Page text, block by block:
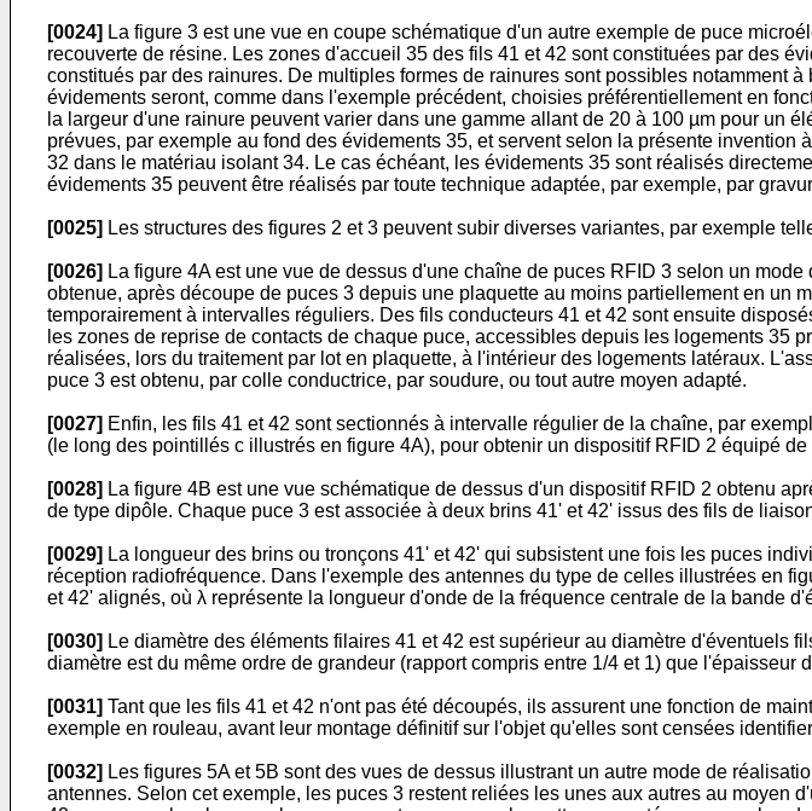
[0024] La figure 3 est une vue en coupe schématique d'un autre exemple de puce
recouverte de résine. Les zones d'accueil 35 des fils 41 et 42 sont constituées par des
constitués par des rainures. De multiples formes de rainures sont possibles notamment
évidements seront, comme dans l'exemple précédent, choisies préférentiellement en
la largeur d'une rainure peuvent varier dans une gamme allant de 20 à 100 µm pour un
prévues, par exemple au fond des évidements 35, et servent selon la présente
32 dans le matériau isolant 34. Le cas échéant, les évidements 35 sont réalisés
évidements 35 peuvent être réalisés par toute technique adaptée, par exemple, par
[0025] Les structures des figures 2 et 3 peuvent subir diverses variantes, par exemple
[0026] La figure 4A est une vue de dessus d'une chaîne de puces RFID 3 selon un
obtenue, après découpe de puces 3 depuis une plaquette au moins partiellement en un
temporairement à intervalles réguliers. Des fils conducteurs 41 et 42 sont ensuite
les zones de reprise de contacts de chaque puce, accessibles depuis les logements 35
réalisées, lors du traitement par lot en plaquette, à l'intérieur des logements latéraux.
puce 3 est obtenu, par colle conductrice, par soudure, ou tout autre moyen adapté.
[0027] Enfin, les fils 41 et 42 sont sectionnés à intervalle régulier de la chaîne, par
(le long des pointillés c illustrés en figure 4A), pour obtenir un dispositif RFID 2 équipé de
[0028] La figure 4B est une vue schématique de dessus d'un dispositif RFID 2 obtenu
de type dipôle. Chaque puce 3 est associée à deux brins 41' et 42' issus des fils de
[0029] La longueur des brins ou tronçons 41' et 42' qui subsistent une fois les puces
réception radiofréquence. Dans l'exemple des antennes du type de celles illustrées en
et 42' alignés, où λ représente la longueur d'onde de la fréquence centrale de la bande
[0030] Le diamètre des éléments filaires 41 et 42 est supérieur au diamètre d'éventuels
diamètre est du même ordre de grandeur (rapport compris entre 1/4 et 1) que l'épaisseur
[0031] Tant que les fils 41 et 42 n'ont pas été découpés, ils assurent une fonction de
exemple en rouleau, avant leur montage définitif sur l'objet qu'elles sont censées
[0032] Les figures 5A et 5B sont des vues de dessus illustrant un autre mode de
antennes. Selon cet exemple, les puces 3 restent reliées les unes aux autres au moyen